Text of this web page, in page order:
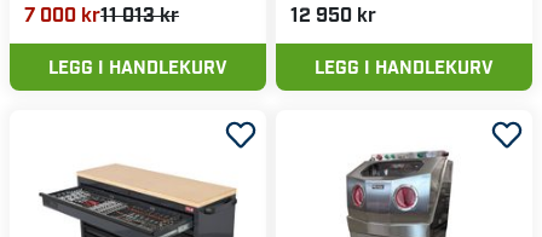
7 000 kr11 013 kr
LEGG I HANDLEKURV
12 950 kr
LEGG I HANDLEKURV